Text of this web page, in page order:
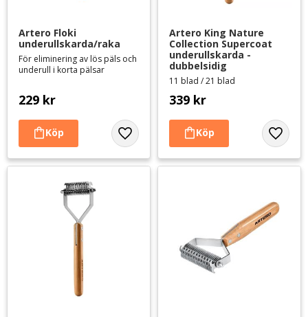
Artero Floki
underullskarda/raka
För eliminering av lös päls och
underull i korta pälsar
229 kr
Lägg till i favoriter
Artero King Nature
Collection Supercoat
underullskarda -
dubbelsidig
11 blad / 21 blad
339 kr
Lägg